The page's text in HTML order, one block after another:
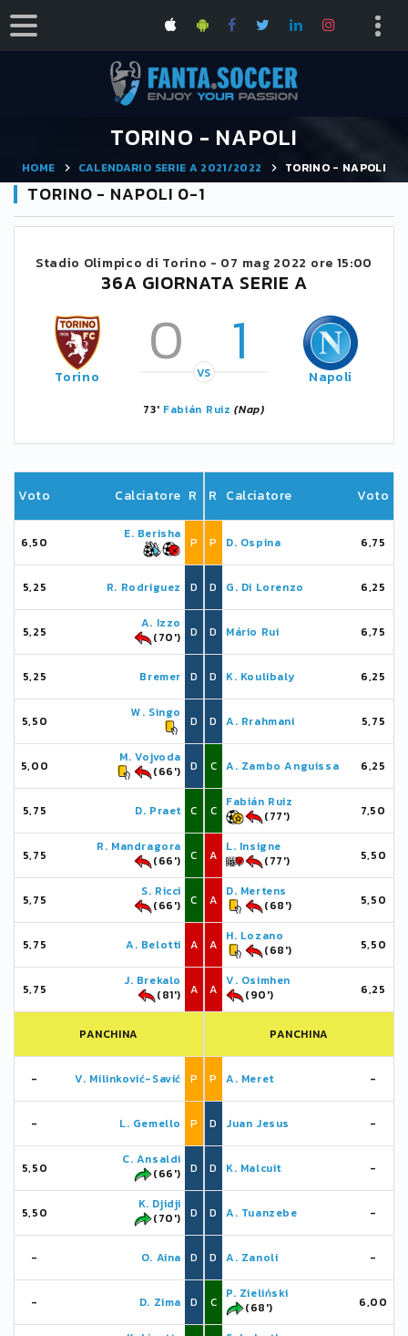
TORINO - NAPOLI
HOME CALENDARIO SERIE A 2021/2022 TORINO - NAPOLI
TORINO - NAPOLI 0-1
Stadio Olimpico di Torino - 07 mag 2022 ore 15:00
36A GIORNATA SERIE A
Torino 0 1
VS Napoli
73' Fabián Ruiz (Nap)
Voto Calciatore R
6,50
E. Berisha
P
5,25 R. Rodriguez D
5,25
A. Izzo
(70')
D
5,25 Bremer D
5,50
W. Singo
D
5,00
M. Vojvoda
(66')
D
5,75 D. Praet C
5,75
R. Mandragora
(66')
C
5,75
S. Ricci
(66')
C
5,75 A. Belotti A
5,75
J. Brekalo
(81')
A
PANCHINA
- V. Milinković-Savić P
- L. Gemello P
5,50
C. Ansaldi
(66')
D
5,50
K. Djidji
(70')
D
- O. Aina D
- D. Zima D
R Calciatore Voto
P D. Ospina 6,75
D G. Di Lorenzo 6,25
D Mário Rui 6,75
D K. Koulibaly 6,25
D A. Rrahmani 5,75
C A. Zambo Anguissa 6,25
C
Fabián Ruiz
(77')
7,50
A
L. Insigne
(77')
5,50
A
D. Mertens
(68')
5,50
A
H. Lozano
(68')
5,50
A
V. Osimhen
(90')
6,25
PANCHINA
P A. Meret -
D Juan Jesus -
D K. Malcuit -
D A. Tuanzebe -
D A. Zanoli -
C
P. Zieliński
(68')
6,00